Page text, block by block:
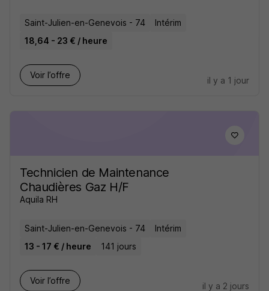
Saint-Julien-en-Genevois - 74
Intérim
18,64 - 23 € / heure
Voir l’offre
il y a 1 jour
Technicien de Maintenance
Chaudières Gaz H/F
Aquila RH
Saint-Julien-en-Genevois - 74
Intérim
13 - 17 € / heure
141 jours
Voir l’offre
il y a 2 jours